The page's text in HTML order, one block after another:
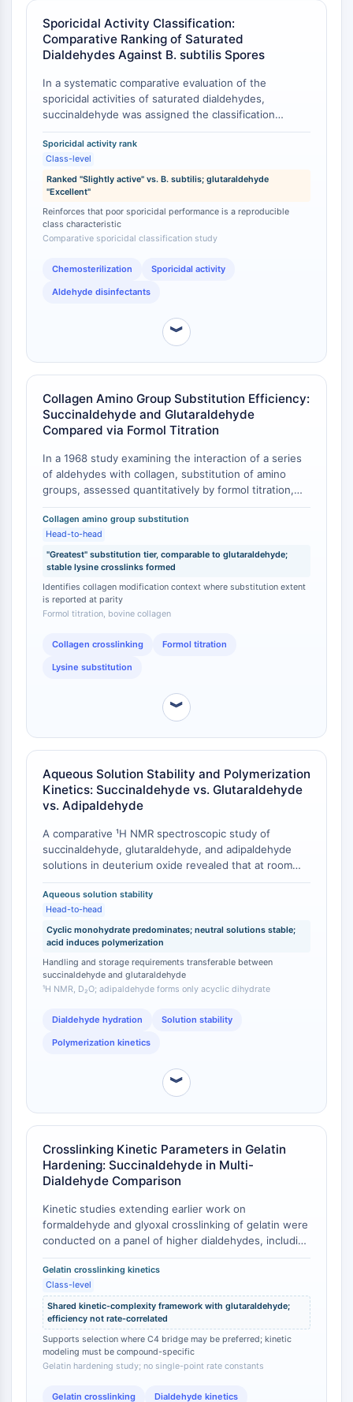
IMMUNOLOGIE/INFLAMMATION
Immunologie/Inflammation
CD19
CD6
CTLA-4
Nectine-4
ALCAM/CD166
CD44
des leucocytes humains LILR
Mésothéline
TROP2
CD22
CD276/B7-H3
Récepteur Fc
AIM2
CD2
Glycoprotéine VI
Ostéopontine
Mort cellulaire programmée 4 PDCD4
Protéine S100
CD3
Récepteurs de type lectine C CTLRs
E-Sélectine
CD20
DOCK
Récepteur éboueur de classe B de type
I SR-BI
LAG-3
CX3CR1
P-sélectine
CD38
CD47
Famille IKZF
BCL6
NTPDase
Facteur inhibiteur de la migration des
macrophages (MIF)
Synthase de GMP-AMP cyclique
Récepteur de la thrombopoïétine
Cyclophiline
Kinase inductible par le sel
MyD88
Kallicréine
Galectine
CMH
CD73
Arginase
AP-1
Glycoprotéine transmembranaire
Pyroptose
IFNAR
PGE synthase
FKBP
SOD
IRAK
PD-1/PD-L1
Récepteur des hydrocarbures
Sporicidal Activity Classification:
Comparative Ranking of Saturated
Dialdehydes Against B. subtilis Spores
In a systematic comparative evaluation of the
sporicidal activities of saturated dialdehydes,
succinaldehyde was assigned the classification
'Slightly active' against Bacillus subtilis spores,
ranking below formaldehyde ('Good'), glyoxal
('Good'), and glutaraldehyde ('Excellent') [
classification, compiled from controlled laboratory
assessments by Borick and colleagues, reflects a
graded structure-activity relationship correlating with
carbon chain length and aldehyde spacing [
Sporicidal activity rank
Class-level
Ranked "Slightly active" vs. B. subtilis; glutaraldehyde
"Excellent"
Reinforces that poor sporicidal performance is a reproducible
class characteristic
Comparative sporicidal classification study
Chemosterilization Sporicidal activity
Aldehyde disinfectants
︾
Collagen Amino Group Substitution Efficiency:
Succinaldehyde and Glutaraldehyde
Compared via Formol Titration
In a 1968 study examining the interaction of a series
of aldehydes with collagen, substitution of amino
groups, assessed quantitatively by formol titration,
was shown to vary significantly among aldehydes [1].
Succinaldehyde and glutaraldehyde both fell into the
'greatest' substitution category, alongside
formaldehyde and acrolein, whereas propionaldehyde
and adipaldehyde exhibited the 'least' substitution [
Critically, the study further demonstrated that except
for formaldehyde, glyoxal, and dialdehyde starch, the
amino group substitution with succinaldehyde and
and hydroxylysine recoverable upon hydrolysis,
indicating the formation of relatively stable covalent
groups were involved in cross-links [
Collagen amino group substitution
Head-to-head
"Greatest" substitution tier, comparable to glutaraldehyde;
stable lysine crosslinks formed
Identifies collagen modification context where substitution extent
is reported at parity
Formol titration, bovine collagen
Collagen crosslinking Formol titration
Lysine substitution
︾
Aqueous Solution Stability and Polymerization
Kinetics: Succinaldehyde vs. Glutaraldehyde
vs. Adipaldehyde
A comparative ¹H NMR spectroscopic study of
succinaldehyde, glutaraldehyde, and adipaldehyde
solutions in deuterium oxide revealed that at room
temperature, the major component of both
succinaldehyde and glutaraldehyde solutions is a
cyclic monohydrate, which coexists with free
aldehyde, acyclic monohydrate, and dihydrate species
1]. At higher temperatures, the free aldehyde
content increases in both compounds, primarily at the
expense of the cyclic monohydrate [
by contrast, forms only the acyclic dihydrate,
a common hydration mechanism distinct from the
longer-chain homolog [
solutions of both succinaldehyde and glutaraldehyde
remain stable for long periods, whereas acidification
Aqueous solution stability
Head-to-head
Cyclic monohydrate predominates; neutral solutions stable;
acid induces polymerization
Handling and storage requirements transferable between
succinaldehyde and glutaraldehyde
¹H NMR, D₂O; adipaldehyde forms only acyclic dihydrate
Dialdehyde hydration Solution stability
Polymerization kinetics
︾
Crosslinking Kinetic Parameters in Gelatin
Hardening: Succinaldehyde in Multi-
Dialdehyde Comparison
Kinetic studies extending earlier work on
formaldehyde and glyoxal crosslinking of gelatin were
conducted on a panel of higher dialdehydes, including
succinaldehyde, glutaraldehyde, and 3-
methylglutaraldehyde, alongside other crosslinking
agents [1]. The investigation revealed consistent
patterns of behavior across these dialdehydes that
depend on relatively complex chemistry, with a wide
range of molecular efficiencies that did not correlate
with the rates of reaction [1]. While the study did not
report single-point comparative rate constants, it
same kinetic framework as glutaraldehyde in gelatin
Gelatin crosslinking kinetics
Class-level
Shared kinetic-complexity framework with glutaraldehyde;
efficiency not rate-correlated
Supports selection where C4 bridge may be preferred; kinetic
modeling must be compound-specific
Gelatin hardening study; no single-point rate constants
Gelatin crosslinking Dialdehyde kinetics